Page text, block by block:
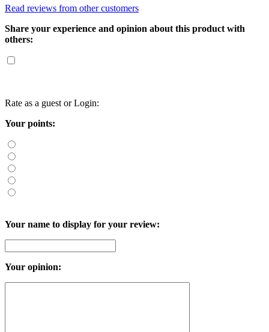
Read reviews from other customers
Share your experience and opinion about this product with
others:
Rate as a guest orLogin:
Your points:
Your name to display for your review:
Your opinion: